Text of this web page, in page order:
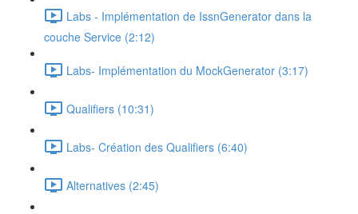
Labs - Implémentation de IssnGenerator dans la
couche Service (2:12)
Labs- Implémentation du MockGenerator (3:17)
Qualifiers (10:31)
Labs- Création des Qualifiers (6:40)
Alternatives (2:45)